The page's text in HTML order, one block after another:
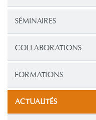
SÉMINAIRES
COLLABORATIONS
FORMATIONS
ACTUALITÉS